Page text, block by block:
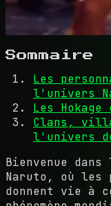
Sommaire
Les
l'univers
Les
Clans,
l'univers
Bienvenue
Naruto, où les
donnent vie à